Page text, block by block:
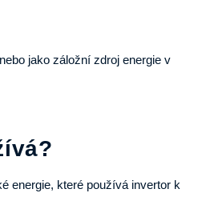
jako záložní zdroj energie v
energie, které používá invertor k